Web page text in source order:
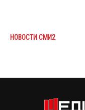
НОВОСТИ СМИ2